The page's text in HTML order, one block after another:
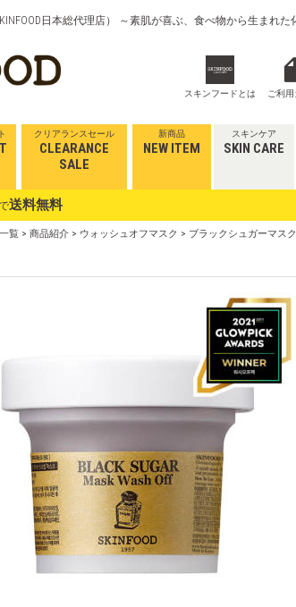
日本総代理店） ～素肌が喜ぶ、食べ物から生まれた
スキンフードとは ご利
クリアランスセール
CLEARANCE
SALE
新商品
NEW ITEM
スキンケア
SKIN CARE
送料無料
覧 > 商品紹介 > ウォッシュオフマスク > ブラックシュガーマス